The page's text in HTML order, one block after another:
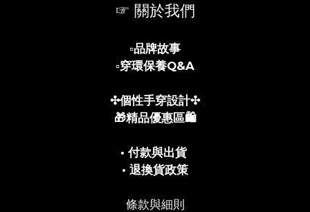
☞ 關於我們
▫️品牌故事
▫️穿環保養Q&A
✣個性手穿設計✣
🎁精品優惠區🛍️
• 付款與出貨
• 退換貨政策
條款與細則